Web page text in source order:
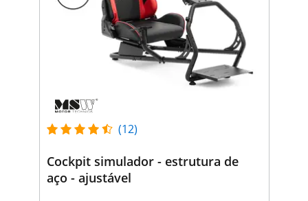
(12)
Cockpit simulador - estrutura de
aço - ajustável